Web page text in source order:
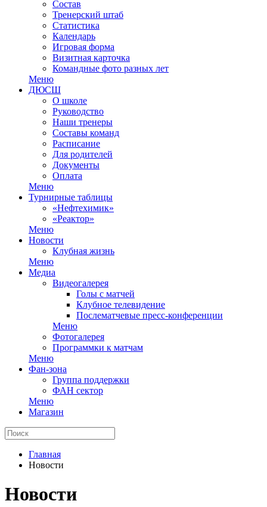
Состав
Тренерский штаб
Статистика
Календарь
Игровая форма
Визитная карточка
Командные фото разных лет
Меню
ДЮСШ
О школе
Руководство
Наши тренеры
Составы команд
Расписание
Для родителей
Документы
Оплата
Меню
Турнирные таблицы
«Нефтехимик»
«Реактор»
Меню
Новости
Клубная жизнь
Меню
Медиа
Видеогалерея
Голы с матчей
Клубное телевидение
Послематчевые пресс-конференции
Меню
Фотогалерея
Программки к матчам
Меню
Фан-зона
Группа поддержки
ФАН сектор
Меню
Магазин
Главная
Новости
Новости